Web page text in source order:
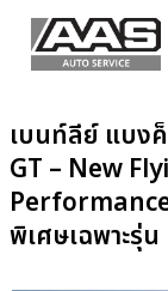
เบนท์ลีย์ แบง
GT – New
พิเศษเฉพาะรุ่น